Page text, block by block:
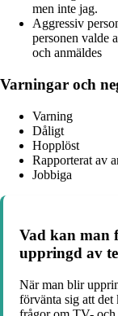
men inte jag.
Aggressiv
personen valde
och anmäldes
Varningar och
Varning
Dåligt
Hopplöst
Rapporterat av
Jobbiga
Vad kan man
uppringd av
När man blir
förvänta sig att det